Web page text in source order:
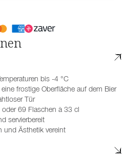
bis -4 °C
frostige Oberfläche auf dem Bier
Tür
69 Flaschen à 33 cl
servierbereit
und Ästhetik vereint